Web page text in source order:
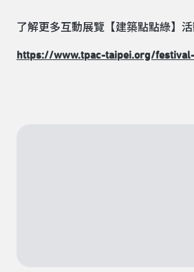
了解更多互動展覽【建築點點綠】
https://www.tpac-taipei.org/